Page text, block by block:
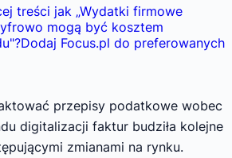
treści jak „Wydatki firmowe
mogą być kosztem
"?Dodaj Focus.pl do preferowanych
przepisy podatkowe wobec
digitalizacji faktur budziła kolejne
zmianami na rynku.